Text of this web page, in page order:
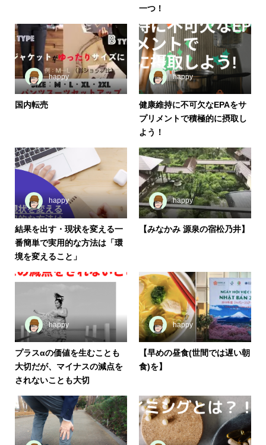
一つ！
happy
国内転売
happy
健康維持に不可欠なEPAをサ
プリメントで積極的に摂取し
よう！
happy
結果を出す・現状を変える一
番簡単で実用的な方法は「環
境を変えること」
happy
【みなかみ 源泉の宿松乃井】
happy
プラスαの価値を生むことも
大切だが、マイナスの減点を
されないことも大切
happy
【早めの昼食(世間では遅い朝
食)を】